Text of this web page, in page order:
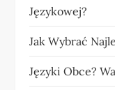
Językowej?
Jak Wybrać
Języki Obce?